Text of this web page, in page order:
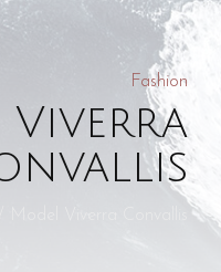
Fashion
Viverra